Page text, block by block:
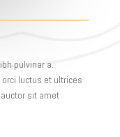
pulvinar a.
luctus et ultrices
sit amet